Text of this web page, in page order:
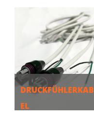
DRUCKFÜHLERKAB
EL